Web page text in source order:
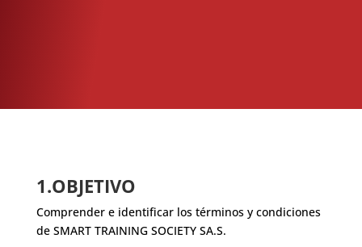
1.OBJETIVO
Comprender e identificar los términos y condiciones
de SMART TRAINING SOCIETY SA.S.